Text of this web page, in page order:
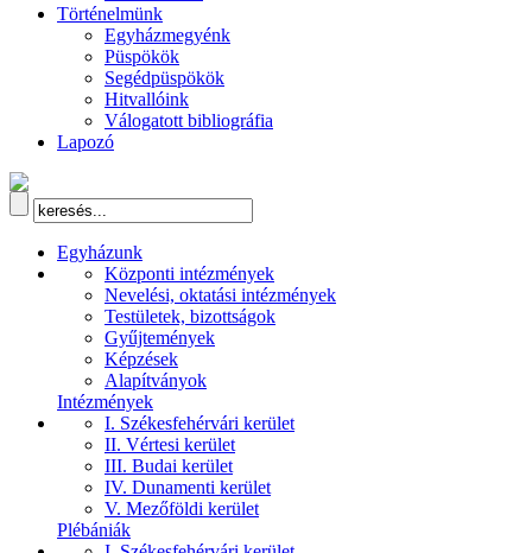
Történelmünk
Egyházmegyénk
Püspökök
Segédpüspökök
Hitvallóink
Válogatott bibliográfia
Lapozó
Egyházunk
Központi intézmények
Nevelési, oktatási intézmények
Testületek, bizottságok
Gyűjtemények
Képzések
Alapítványok
Intézmények
I. Székesfehérvári kerület
II. Vértesi kerület
III. Budai kerület
IV. Dunamenti kerület
V. Mezőföldi kerület
Plébániák